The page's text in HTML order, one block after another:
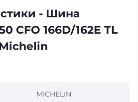
- Шина
CFO 166D/162E TL
MICHELIN